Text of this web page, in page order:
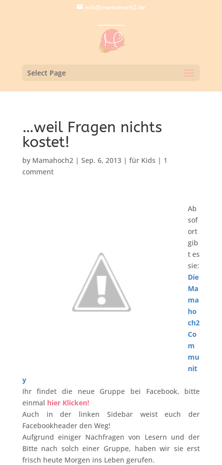
info@mamahoch2.de
Select Page
…weil Fragen nichts
kostet!
by Mamahoch2| Sep. 6, 2013| für Kids | 1
comment
Ab
sof
ort
gib
t es
sie:
Die
Ma
ma
ho
ch2
Co
m
mu
nit
y
Ihr findet die neue Gruppe bei Facebook, bitte
einmal hier Klicken!
Auch in der linken Sidebar weist euch der
Facebookheader den Weg!
Aufgrund einiger Nachfragen von Lesern und der
Bitte nach solch einer Gruppe, haben wir sie erst
frisch heute Morgen ins Leben gerufen.